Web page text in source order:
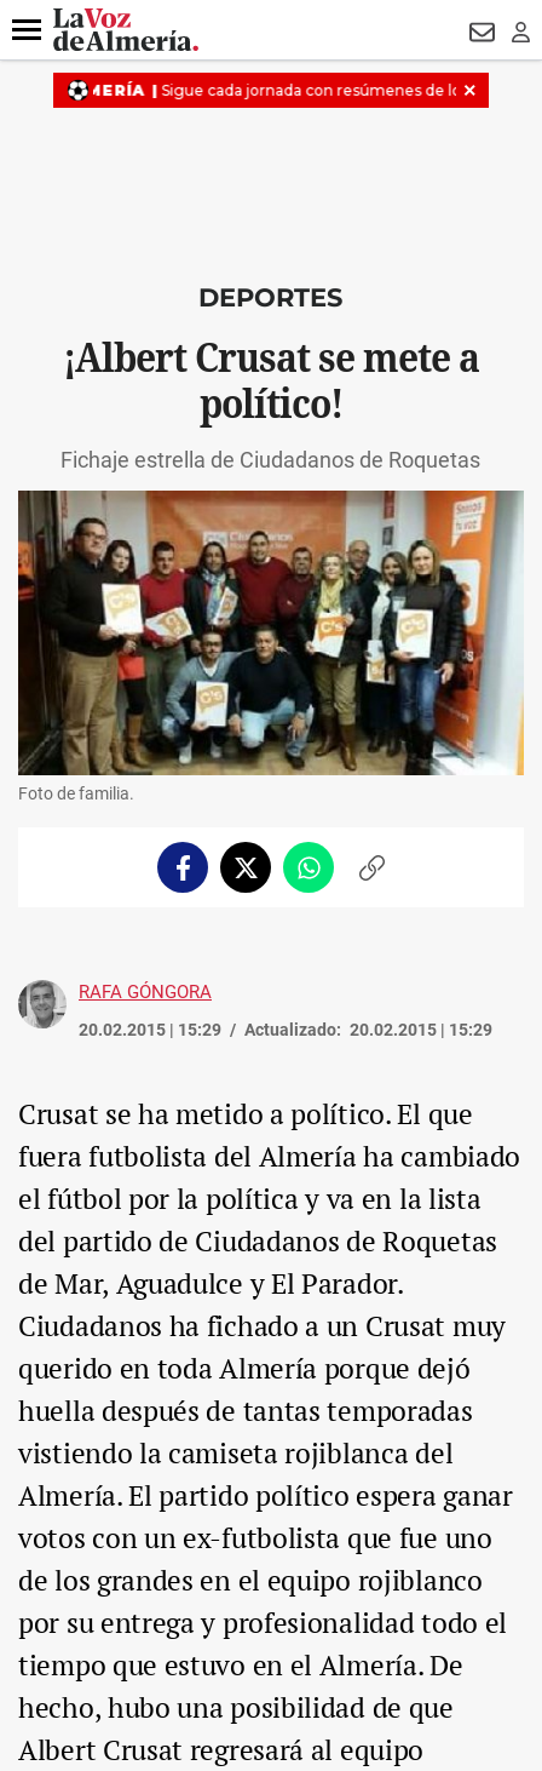
DESTACADO
Menú
DEPORTES
¡Albert Crusat se mete a
político!
Fichaje estrella de Ciudadanos de Roquetas
Foto de familia.
FacebookTwitterWhatsappCopiar
RAFA GÓNGORA
20.02.2015 | 15:29 Actualizado: 20.02.2015 | 15:29
Crusat se ha metido a político. El que
fuera futbolista del Almería ha cambiado
el fútbol por la política y va en la lista
del partido de Ciudadanos de Roquetas
de Mar, Aguadulce y El Parador.
Ciudadanos ha fichado a un Crusat muy
querido en toda Almería porque dejó
huella después de tantas temporadas
vistiendo la camiseta rojiblanca del
Almería. El partido político espera ganar
votos con un ex-futbolista que fue uno
de los grandes en el equipo rojiblanco
por su entrega y profesionalidad todo el
tiempo que estuvo en el Almería. De
hecho, hubo una posibilidad de que
Albert Crusat regresará al equipo